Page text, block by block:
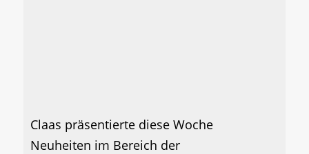
Claas präsentierte diese Woche
Neuheiten im Bereich der